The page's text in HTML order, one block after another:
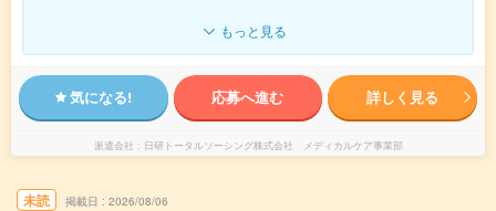
もっと見る
気になる! 応募へ進む 詳しく見る
派遣会社 日研トータルソーシング株式会社 メディカルケア事業部
未読 掲載日 2026/08/06